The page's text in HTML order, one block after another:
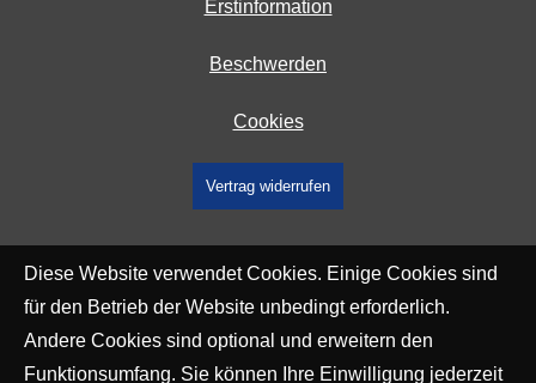
Erstinformation
Beschwerden
Cookies
Vertrag widerrufen
Diese Website verwendet Cookies. Einige Cookies sind
für den Betrieb der Website unbedingt erforderlich.
Andere Cookies sind optional und erweitern den
Funktionsumfang. Sie können Ihre Einwilligung jederzeit